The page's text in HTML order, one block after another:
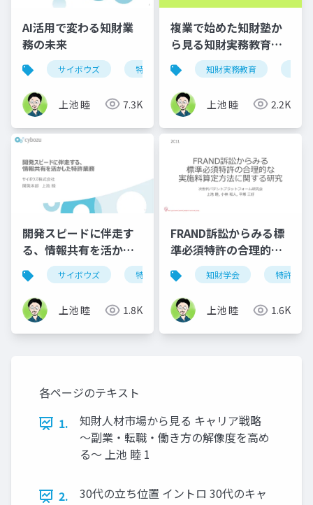
AI活用で変わる知財業
務の未来
サイボウズ 特許
上池 睦 7.3K
複業で始めた知財塾か
ら見る知財実務教育の
話
知財実務教育
上池 睦 2.2K
開発スピードに伴走す
る、情報共有を活かし
た特許業務サイボウズ 特許
上池 睦 1.8K
FRAND訴訟からみる標
準必須特許の合理的な
実施料算定方法に関す
る研究
知財学会 特許
上池 睦 1.6K
各ページのテキスト
1.
知財人材市場から見る キャリア戦略
～副業・転職・働き方の解像度を高め
る～ 上池 睦 1
2.
30代の立ち位置 イントロ 30代のキャ